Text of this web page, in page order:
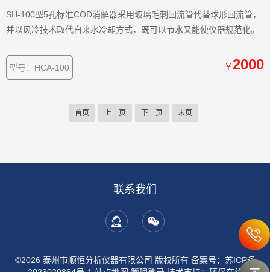
SH-100型5孔标准COD消解器采用玻璃毛刺回流管代替球形回流管，
并以风冷技术取代自来水冷却方式，既可以节水又能使仪器规范化。
型号：HCA-100 ￥2000
首页 上一页 下一页 末页
联系我们
©2026 泰州市顺恒分析仪器有限公司 版权所有 备案号：苏ICP备